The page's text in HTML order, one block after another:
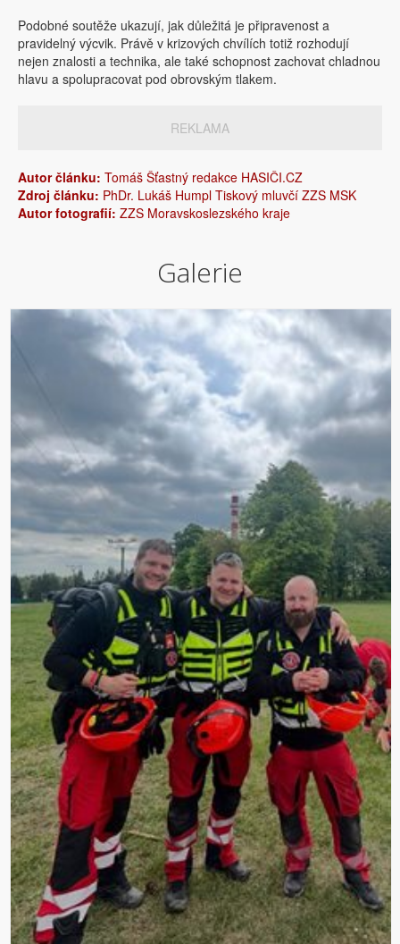
Podobné soutěže ukazují, jak důležitá je připravenost a
pravidelný výcvik. Právě v krizových chvílích totiž rozhodují
nejen znalosti a technika, ale také schopnost zachovat chladnou
hlavu a spolupracovat pod obrovským tlakem.
REKLAMA
Autor článku: Tomáš Šťastný redakce HASIČI.CZ
Zdroj článku: PhDr. Lukáš Humpl Tiskový mluvčí ZZS MSK
Autor fotografií: ZZS Moravskoslezského kraje
Galerie